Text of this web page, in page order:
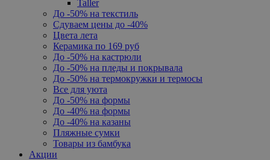
Taller
До -50% на текстиль
Сдуваем цены до -40%
Цвета лета
Керамика по 169 руб
До -50% на кастрюли
До -50% на пледы и покрывала
До -50% на термокружки и термосы
Все для уюта
До -50% на формы
До -40% на формы
До -40% на казаны
Пляжные сумки
Товары из бамбука
Акции